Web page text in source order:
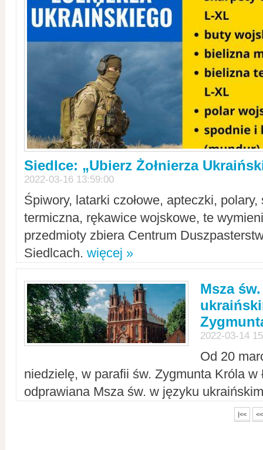
Siedlce: „Ubierz Żołnierza
2022-03-16 13:59:00
Śpiwory, latarki czołowe, apteczki,
termiczna, rękawice wojskowe, te
przedmioty zbiera Centrum
Siedlcach. więcej »
Msza
2022-03-14
Od 20
niedzielę, w parafii św. Zygmunta Króla w
odprawiana Msza św. w języku
|<< <<